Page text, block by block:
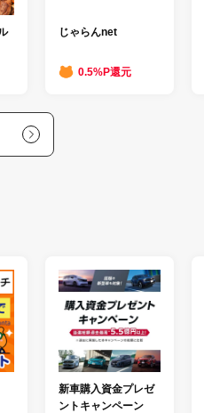
じゃらんnet
0.5%P還元
新車購入資金プレゼ
ントキャンペーン